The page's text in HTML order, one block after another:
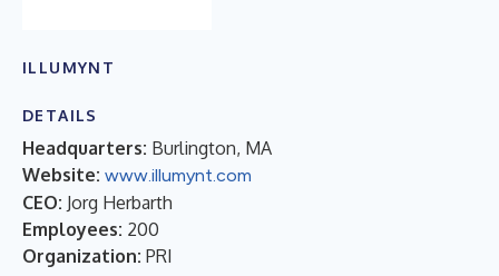
ILLUMYNT
DETAILS
Headquarters: Burlington, MA
Website: www.illumynt.com
CEO: Jorg Herbarth
Employees: 200
Organization: PRI